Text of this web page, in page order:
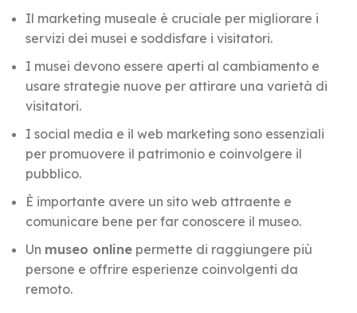
Il marketing museale è cruciale per migliorare i
servizi dei musei e soddisfare i visitatori.
I musei devono essere aperti al cambiamento e
usare strategie nuove per attirare una varietà di
visitatori.
I social media e il web marketing sono essenziali
per promuovere il patrimonio e coinvolgere il
pubblico.
È importante avere un sito web attraente e
comunicare bene per far conoscere il museo.
Un museo online permette di raggiungere più
persone e offrire esperienze coinvolgenti da
remoto.